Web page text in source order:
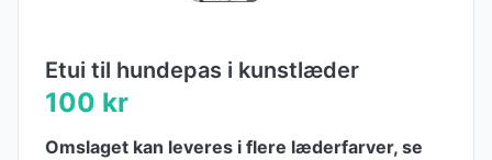
Etui til hundepas i kunstlæder
100 kr
Omslaget kan leveres i flere læderfarver, se